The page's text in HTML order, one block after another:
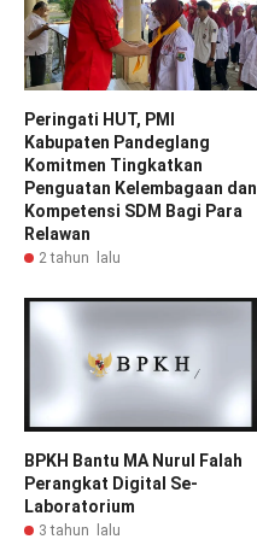
Peringati HUT, PMI
Kabupaten Pandeglang
Komitmen Tingkatkan
Penguatan Kelembagaan dan
Kompetensi SDM Bagi Para
Relawan
2 tahun lalu
BPKH Bantu MA Nurul Falah
Perangkat Digital Se-
Laboratorium
3 tahun lalu